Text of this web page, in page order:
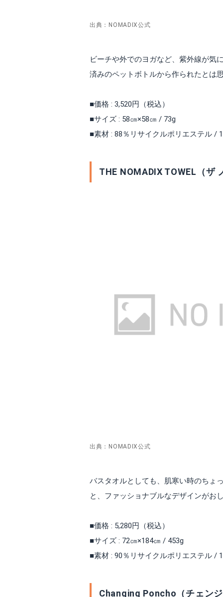
出典：NOMADIX公式
ビーチや外でのヨガなど、紫外線が気
済みのペットボトルから作られたとは
■価格 : 3,520円（税込）
■サイズ : 58㎝×58㎝ / 73g
■素材 : 88％リサイクルポリエステル /
THE NOMADIX TOWEL（ザ
出典：NOMADIX公式
バスタオルとしても、肌寒い時のちょ
と、ファッショナブルなデザインがお
■価格 : 5,280円（税込）
■サイズ : 72㎝×184㎝ / 453g
■素材 : 90％リサイクルポリエステル /
Changing Poncho（チェンジ